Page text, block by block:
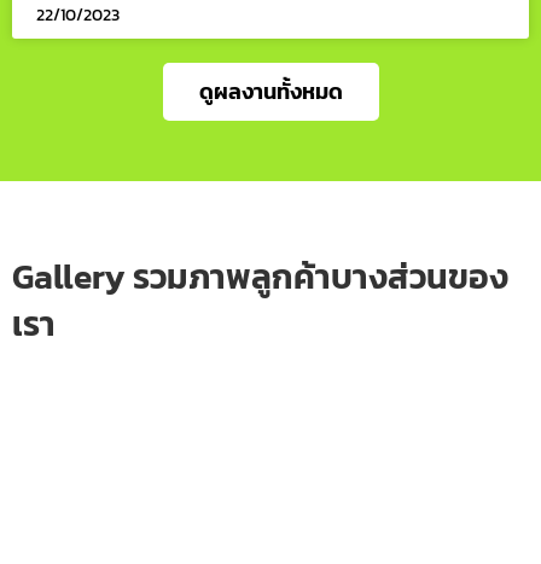
22/10/2023
ดูผลงานทั้งหมด
Gallery รวมภาพลูกค้าบางส่วนของ
เรา